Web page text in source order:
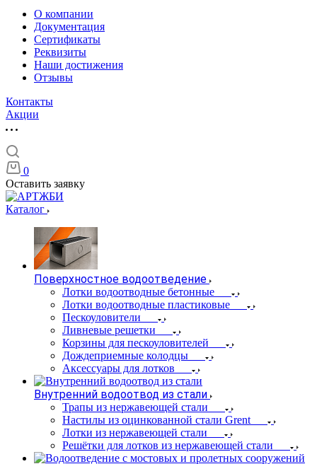
О компании
Документация
Сертификаты
Реквизиты
Наши достижения
Отзывы
Контакты
Акции
0
Оставить заявку
Каталог
Поверхностное водоотведение
Лотки водоотводные бетонные
Лотки водоотводные пластиковые
Пескоуловители
Ливневые решетки
Корзины для пескоуловителей
Дождеприемные колодцы
Аксессуары для лотков
Внутренний водоотвод из стали
Трапы из нержавеющей стали
Настилы из оцинкованной стали Grent
Лотки из нержавеющей стали
Решётки для лотков из нержавеющей стали